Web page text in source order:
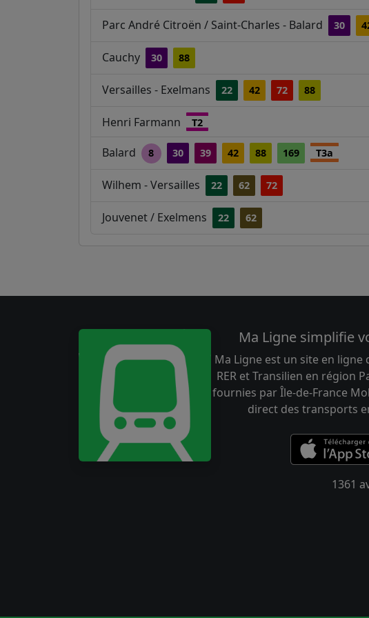
Parc André Citroën / Saint-Charles - Balard 30
Cauchy 30 88
Versailles - Exelmans 22 42 72 88
Henri Farmann T2
Balard 8 30 39 42 88 169 T3a
Wilhem - Versailles 22 62 72
Jouvenet / Exelmens 22 62
Ma Ligne simplifie
Ma Ligne est un site en
RER et Transilien en région
fournies par Île-de-France
direct des transports
1361